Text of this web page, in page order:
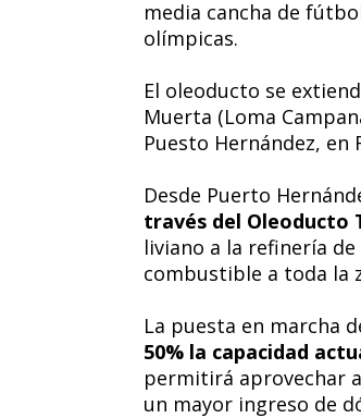
media cancha de
olímpicas.
El oleoducto se
Muerta (Loma
Puesto Hernández, en
Desde Puerto
través del Oleoducto
liviano a la refinería
combustible a toda la
La puesta en marcha
50% la capacidad
permitirá aprovechar
un mayor ingreso de